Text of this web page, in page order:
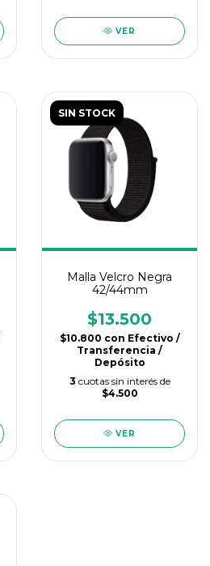
VER
SIN STOCK
Malla Velcro Negra
42/44mm
$13.500
$10.800 con Efectivo /
Transferencia /
Depósito
3 cuotas sin interés de
$4.500
VER